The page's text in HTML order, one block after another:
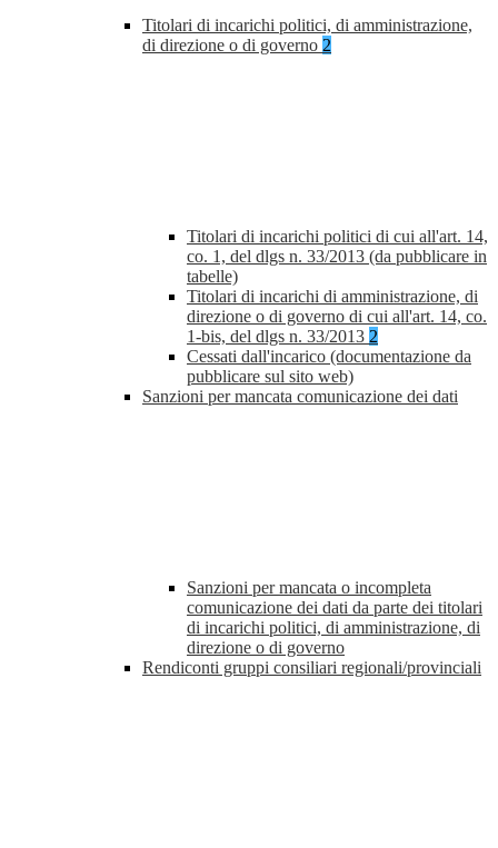
Titolari di incarichi politici, di amministrazione,
di direzione o di governo 2
Titolari di incarichi politici di cui all'art. 14,
co. 1, del dlgs n. 33/2013 (da pubblicare in
tabelle)
Titolari di incarichi di amministrazione, di
direzione o di governo di cui all'art. 14, co.
1-bis, del dlgs n. 33/2013 2
Cessati dall'incarico (documentazione da
pubblicare sul sito web)
Sanzioni per mancata comunicazione dei dati
Sanzioni per mancata o incompleta
comunicazione dei dati da parte dei titolari
di incarichi politici, di amministrazione, di
direzione o di governo
Rendiconti gruppi consiliari regionali/provinciali